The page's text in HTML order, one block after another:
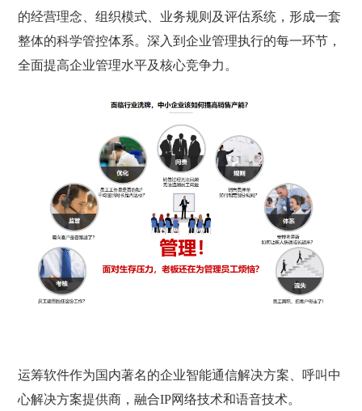
的经营理念、组织模式、业务规则及评估系统，形成一套
整体的科学管控体系。深入到企业管理执行的每一环节，
全面提高企业管理水平及核心竞争力。
运筹软件作为国内著名的企业智能通信解决方案、呼叫中
心解决方案提供商，融合IP网络技术和语音技术。